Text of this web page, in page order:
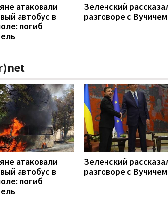
атаковали
автобус в
погиб
Зеленский
разговоре с Вучичем
атаковали
автобус в
погиб
Зеленский
разговоре с Вучичем